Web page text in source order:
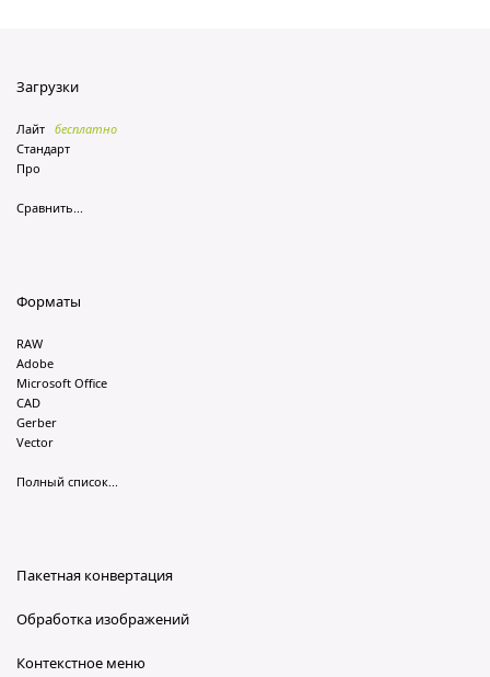
Загрузки
Лайт бесплатно
Стандарт
Про
Сравнить...
Форматы
RAW
Adobe
Microsoft Office
CAD
Gerber
Vector
Полный список...
Пакетная конвертация
Обработка изображений
Контекстное меню